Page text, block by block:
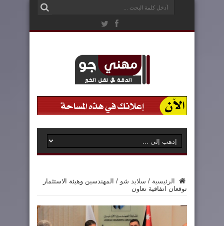
الرئيسية / سلايد شو / المهندسين وهيئة الاستثمار
توقعان اتفاقية تعاون